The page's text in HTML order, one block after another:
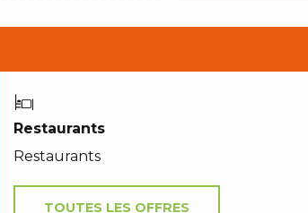
Restaurants
Restaurants
TOUTES LES OFFRES